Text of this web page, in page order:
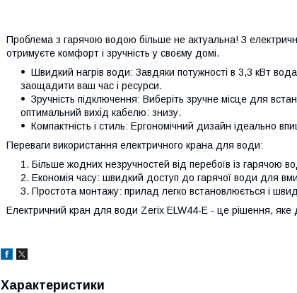
Проблема з гарячою водою більше не актуальна! З
отримуєте комфорт і зручність у своєму домі.
Швидкий нагрів води: Завдяки потужності в 3,3 кВт
заощадити ваш час і ресурси.
Зручність підключення: Виберіть зручне місце для
оптимальний вихід кабелю: знизу.
Компактність і стиль: Ергономічний дизайн ідеально
Переваги використання електричного крана для води:
Більше жодних незручностей від перебоїв із гарячою
Економія часу: швидкий доступ до гарячої води для
Простота монтажу: прилад легко встановлюється і
Електричний кран для води Zerix ELW44-E - це рішення, яке
Характеристики